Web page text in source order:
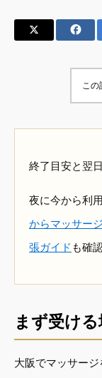
この
終了目安と翌
夜に今から利
からマッサー
張ガイド も確
まず受け
大阪でマッサー